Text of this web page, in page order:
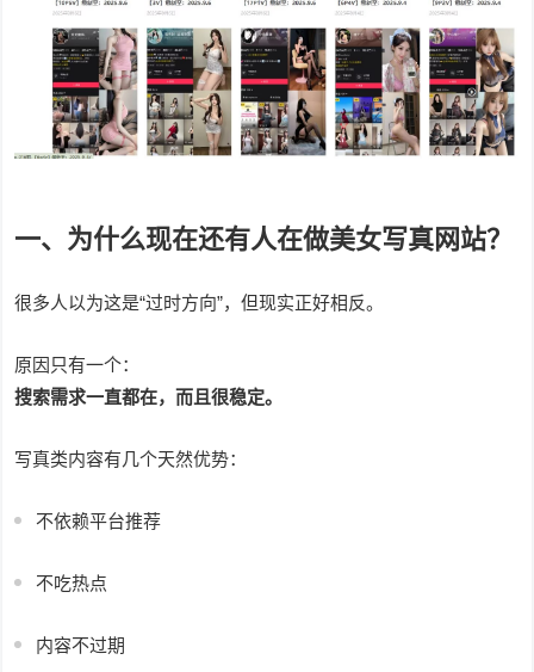
一、为什么现在还有人在做美女写真网站？
很多人以为这是“过时方向”，但现实正好相反。
原因只有一个：
搜索需求一直都在，而且很稳定。
写真类内容有几个天然优势：
不依赖平台推荐
不吃热点
内容不过期